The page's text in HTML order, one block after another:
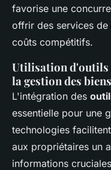
favorise une
offrir des services de
coûts compétitifs.
Utilisation d'outils
la gestion des biens
L'intégration des
essentielle pour une
technologies
aux propriétaires un
informations